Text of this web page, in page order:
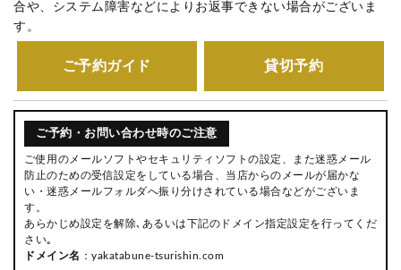
合や、システム障害などによりお返事できない場合がございま
す。
ご予約ガイド 貸切予約
ご予約・お問い合わせ時のご注意
ご使用のメールソフトやセキュリティソフトの設定、また迷惑メール
防止のための受信設定をしている場合、当店からのメールが届かな
い・迷惑メールフォルダへ振り分けされている場合などがございま
す。
あらかじめ設定を解除､あるいは下記のドメイン指定設定を行ってくだ
さい｡
ドメイン名 ：yakatabune-tsurishin.com